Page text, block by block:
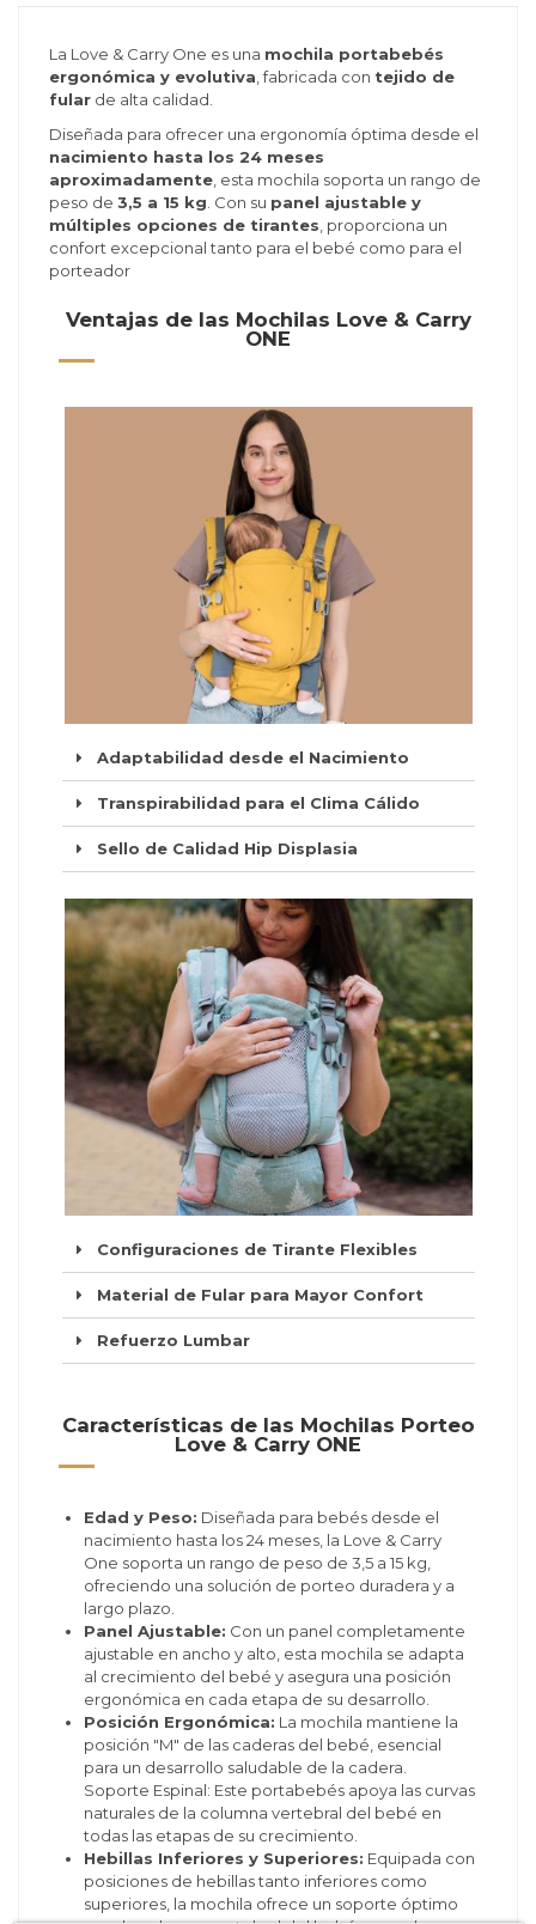
La Love & Carry One es una mochila portabebés
ergonómica y evolutiva , fabricada con tejido de
fularde alta calidad.
Diseñada para ofrecer una ergonomía óptima desde el
nacimiento hasta los 24 meses
aproximadamente, esta mochila soporta un rango de
peso de 3,5 a 15 kg. Con su panel ajustable y
múltiples opciones de tirantes, proporciona un
confort excepcional tanto para el bebé como para el
porteador
Ventajas de las Mochilas Love & Carry
ONE
Adaptabilidad desde el Nacimiento
Transpirabilidad para el Clima Cálido
Sello de Calidad Hip Displasia
Configuraciones de Tirante Flexibles
Material de Fular para Mayor Confort
Refuerzo Lumbar
Características de las Mochilas Porteo
Love & Carry ONE
Edad y Peso: Diseñada para bebés desde el
nacimiento hasta los 24 meses, la Love & Carry
One soporta un rango de peso de 3,5 a 15 kg,
ofreciendo una solución de porteo duradera y a
largo plazo.
Panel Ajustable: Con un panel completamente
ajustable en ancho y alto, esta mochila se adapta
al crecimiento del bebé y asegura una posición
ergonómica en cada etapa de su desarrollo.
Posición Ergonómica: La mochila mantiene la
posición "M" de las caderas del bebé, esencial
para un desarrollo saludable de la cadera.
Soporte Espinal: Este portabebés apoya las curvas
naturales de la columna vertebral del bebé en
todas las etapas de su crecimiento.
Hebillas Inferiores y Superiores: Equipada con
posiciones de hebillas tanto inferiores como
superiores, la mochila ofrece un soporte óptimo